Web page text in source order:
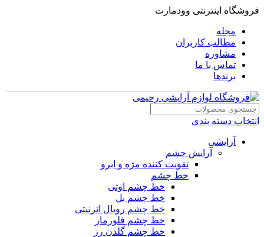
فروشگاه اینترنتی وودمارت
مجله
مطالب کاربران
مشاوره
تماس با ما
برندها
انتخاب دسته بندی
آرایشی
آرایش چشم
تقویت کننده مژه و ابرو
خط چشم
خط چشم اوتی
خط چشم بل
خط چشم رویال اترنیتی
خط چشم فلورمار
خط چشم گلدن رز